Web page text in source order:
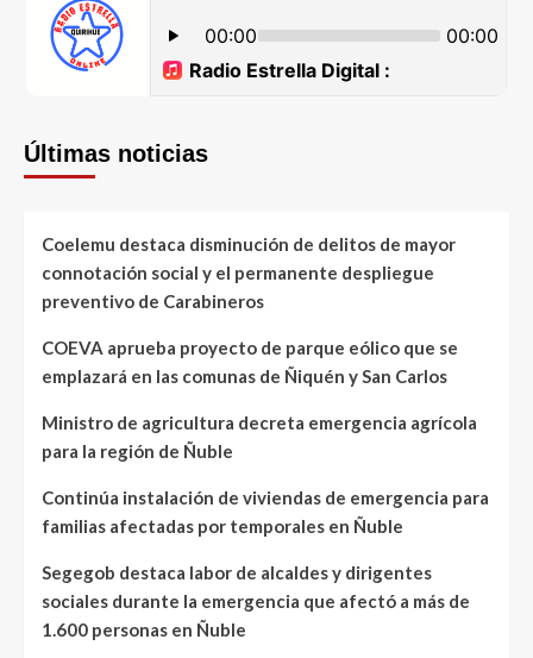
Últimas noticias
Coelemu destaca disminución de delitos de mayor
connotación social y el permanente despliegue
preventivo de Carabineros
COEVA aprueba proyecto de parque eólico que se
emplazará en las comunas de Ñiquén y San Carlos
Ministro de agricultura decreta emergencia agrícola
para la región de Ñuble
Continúa instalación de viviendas de emergencia para
familias afectadas por temporales en Ñuble
Segegob destaca labor de alcaldes y dirigentes
sociales durante la emergencia que afectó a más de
1.600 personas en Ñuble